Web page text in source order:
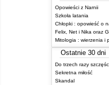
Opowieści z Narnii
Szkoła latania
Chłopki : opowieść o
Ostatnie 30 dni
Do trzech razy
Sekretna miłość
Skandal